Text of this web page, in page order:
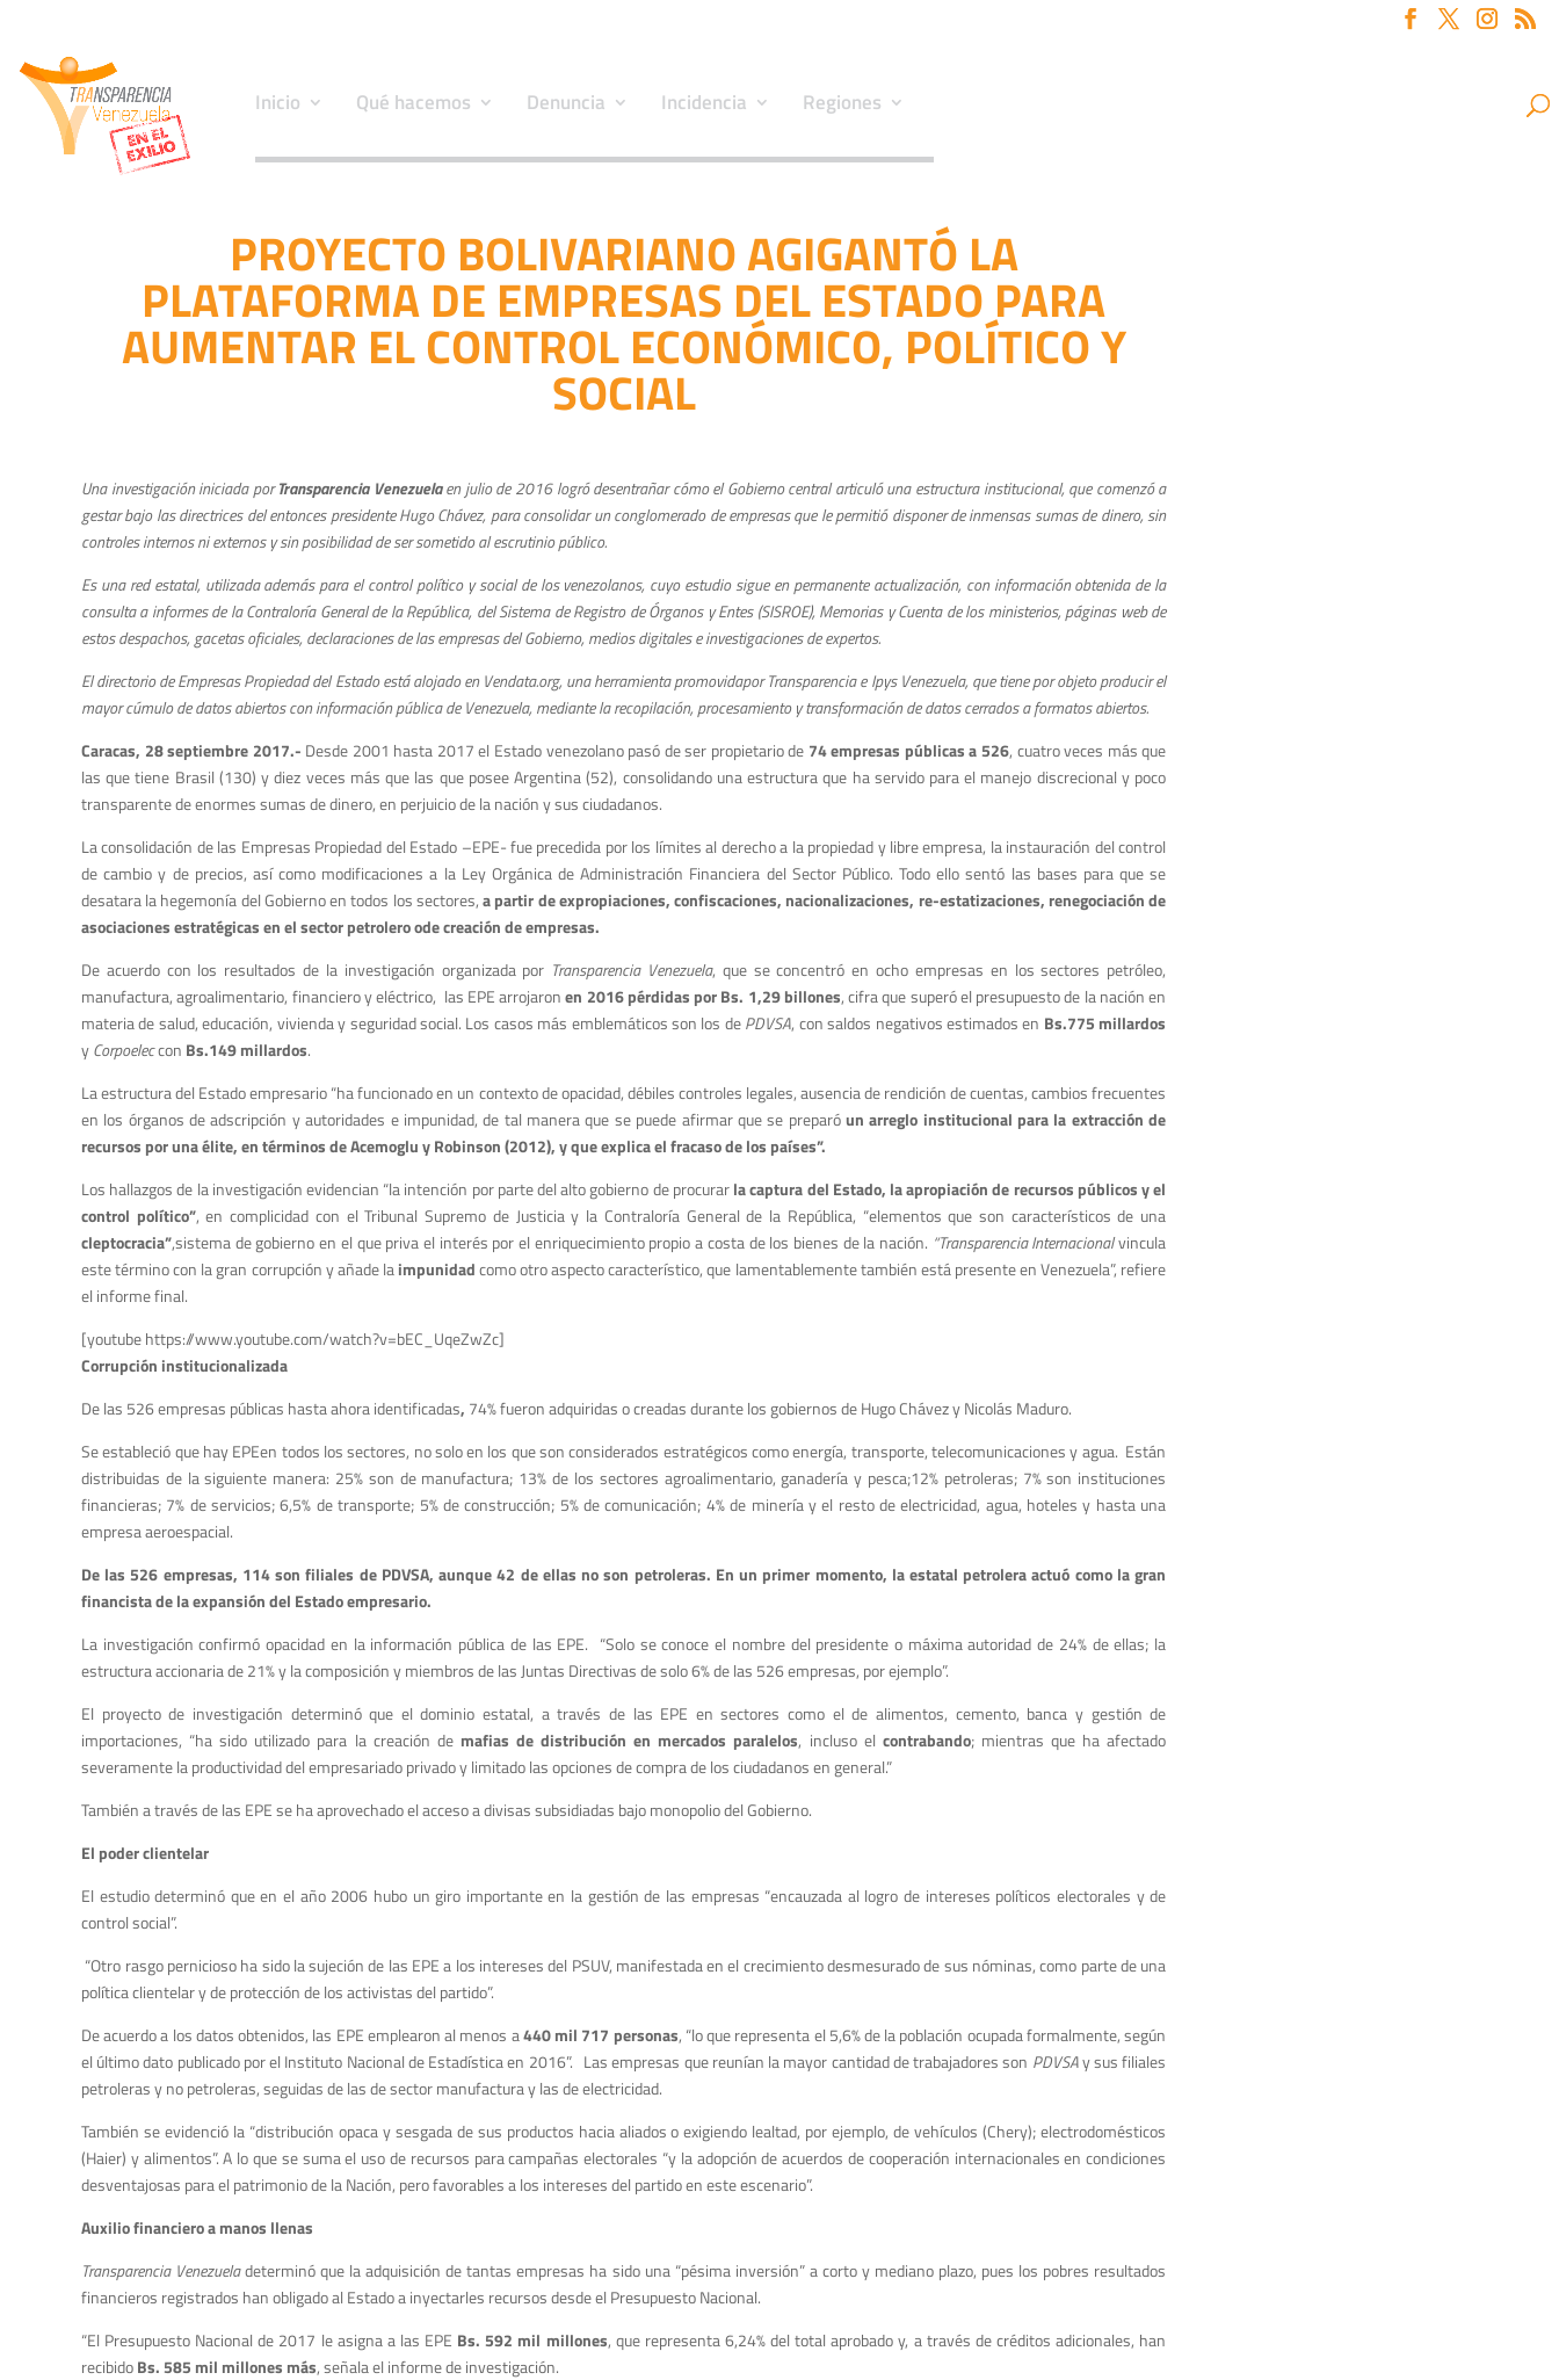
Inicio Qué hacemos Denuncia Incidencia Regiones
PROYECTO BOLIVARIANO AGIGANTÓ LA
PLATAFORMA DE EMPRESAS DEL ESTADO PARA
AUMENTAR EL CONTROL ECONÓMICO, POLÍTICO Y
SOCIAL
Una investigación iniciada porTransparencia Venezuelaen julio de 2016 logró desentrañar cómo el Gobierno central articuló una estructura institucional, que comenzó a
gestar bajo las directrices del entonces presidente Hugo Chávez, para consolidar un conglomerado de empresas que le permitió disponer de inmensas sumas de dinero, sin
controles internos ni externos y sin posibilidad de ser sometido al escrutinio público.
Es una red estatal, utilizada además para el control político y social de los venezolanos, cuyo estudio sigue en permanente actualización, con información obtenida de la
consulta a informes de la Contraloría General de la República, del Sistema de Registro de Órganos y Entes (SISROE), Memorias y Cuenta de los ministerios, páginas web de
estos despachos, gacetas oficiales, declaraciones de las empresas del Gobierno, medios digitales e investigaciones de expertos.
El directorio de Empresas Propiedad del Estado está alojado en Vendata.org, una herramienta promovidapor Transparencia e Ipys Venezuela, que tiene por objeto producir el
mayor cúmulo de datos abiertos con información pública de Venezuela, mediante la recopilación, procesamiento y transformación de datos cerrados a formatos abiertos.
Caracas, 28 septiembre 2017.- Desde 2001 hasta 2017 el Estado venezolano pasó de ser propietario de 74 empresas públicas a 526, cuatro veces más que
las que tiene Brasil (130) y diez veces más que las que posee Argentina (52), consolidando una estructura que ha servido para el manejo discrecional y poco
transparente de enormes sumas de dinero, en perjuicio de la nación y sus ciudadanos.
La consolidación de las Empresas Propiedad del Estado –EPE- fue precedida por los límites al derecho a la propiedad y libre empresa, la instauración del control
de cambio y de precios, así como modificaciones a la Ley Orgánica de Administración Financiera del Sector Público. Todo ello sentó las bases para que se
desatara la hegemonía del Gobierno en todos los sectores,a partir de expropiaciones, confiscaciones, nacionalizaciones, re-estatizaciones, renegociación de
asociaciones estratégicas en el sector petrolero ode creación de empresas.
De acuerdo con los resultados de la investigación organizada por Transparencia Venezuela, que se concentró en ocho empresas en los sectores petróleo,
manufactura, agroalimentario, financiero y eléctrico, las EPE arrojaronen 2016 pérdidas por Bs. 1,29 billones, cifra que superó el presupuesto de la nación en
materia de salud, educación, vivienda y seguridad social. Los casos más emblemáticos son los dePDVSA, con saldos negativos estimados en Bs.775 millardos
yCorpoeleccon Bs.149 millardos.
La estructura del Estado empresario “ha funcionado en un contexto de opacidad, débiles controles legales, ausencia de rendición de cuentas, cambios frecuentes
en los órganos de adscripción y autoridades e impunidad, de tal manera que se puede afirmar que se preparóun arreglo institucional para la extracción de
recursos por una élite, en términos de Acemoglu y Robinson (2012), y que explica el fracaso de los países”.
Los hallazgos de la investigación evidencian “la intención por parte del alto gobierno de procurarla captura del Estado, la apropiación de recursos públicos y el
control político”, en complicidad con el Tribunal Supremo de Justicia y la Contraloría General de la República, “elementos que son característicos de una
cleptocracia”,sistema de gobierno en el que priva el interés por el enriquecimiento propio a costa de los bienes de la nación. “Transparencia Internacionalvincula
este término con la gran corrupción y añade laimpunidadcomo otro aspecto característico, que lamentablemente también está presente en Venezuela”, refiere
el informe final.
[youtube https://www.youtube.com/watch?v=bEC_UqeZwZc]
Corrupción institucionalizada
De las 526 empresas públicas hasta ahora identificadas, 74% fueron adquiridas o creadas durante los gobiernos de Hugo Chávez y Nicolás Maduro.
Se estableció que hay EPEen todos los sectores, no solo en los que son considerados estratégicos como energía, transporte, telecomunicaciones y agua. Están
distribuidas de la siguiente manera: 25% son de manufactura; 13% de los sectores agroalimentario, ganadería y pesca;12% petroleras; 7% son instituciones
financieras; 7% de servicios; 6,5% de transporte; 5% de construcción; 5% de comunicación; 4% de minería y el resto de electricidad, agua, hoteles y hasta una
empresa aeroespacial.
De las 526 empresas, 114 son filiales de PDVSA, aunque 42 de ellas no son petroleras. En un primer momento, la estatal petrolera actuó como la gran
financista de la expansión del Estado empresario.
La investigación confirmó opacidad en la información pública de las EPE. “Solo se conoce el nombre del presidente o máxima autoridad de 24% de ellas; la
estructura accionaria de 21% y la composición y miembros de las Juntas Directivas de solo 6% de las 526 empresas, por ejemplo”.
El proyecto de investigación determinó que el dominio estatal, a través de las EPE en sectores como el de alimentos, cemento, banca y gestión de
importaciones, “ha sido utilizado para la creación de mafias de distribución en mercados paralelos, incluso el contrabando; mientras que ha afectado
severamente la productividad del empresariado privado y limitado las opciones de compra de los ciudadanos en general.”
También a través de las EPE se ha aprovechado el acceso a divisas subsidiadas bajo monopolio del Gobierno.
El poder clientelar
El estudio determinó que en el año 2006 hubo un giro importante en la gestión de las empresas “encauzada al logro de intereses políticos electorales y de
control social”.
“Otro rasgo pernicioso ha sido la sujeción de las EPE a los intereses del PSUV, manifestada en el crecimiento desmesurado de sus nóminas, como parte de una
política clientelar y de protección de los activistas del partido”.
De acuerdo a los datos obtenidos, las EPE emplearon al menos a440 mil 717 personas, “lo que representa el 5,6% de la población ocupada formalmente, según
el último dato publicado por el Instituto Nacional de Estadística en 2016”. Las empresas que reunían la mayor cantidad de trabajadores son PDVSAy sus filiales
petroleras y no petroleras, seguidas de las de sector manufactura y las de electricidad.
También se evidenció la “distribución opaca y sesgada de sus productos hacia aliados o exigiendo lealtad, por ejemplo, de vehículos (Chery); electrodomésticos
(Haier) y alimentos”. A lo que se suma el uso de recursos para campañas electorales “y la adopción de acuerdos de cooperación internacionales en condiciones
desventajosas para el patrimonio de la Nación, pero favorables a los intereses del partido en este escenario”.
Auxilio financiero a manos llenas
Transparencia Venezueladeterminó que la adquisición de tantas empresas ha sido una “pésima inversión” a corto y mediano plazo, pues los pobres resultados
financieros registrados han obligado al Estado a inyectarles recursos desde el Presupuesto Nacional.
“El Presupuesto Nacional de 2017 le asigna a las EPE Bs. 592 mil millones, que representa 6,24% del total aprobado y, a través de créditos adicionales, han
recibidoBs. 585 mil millones más, señala el informe de investigación.